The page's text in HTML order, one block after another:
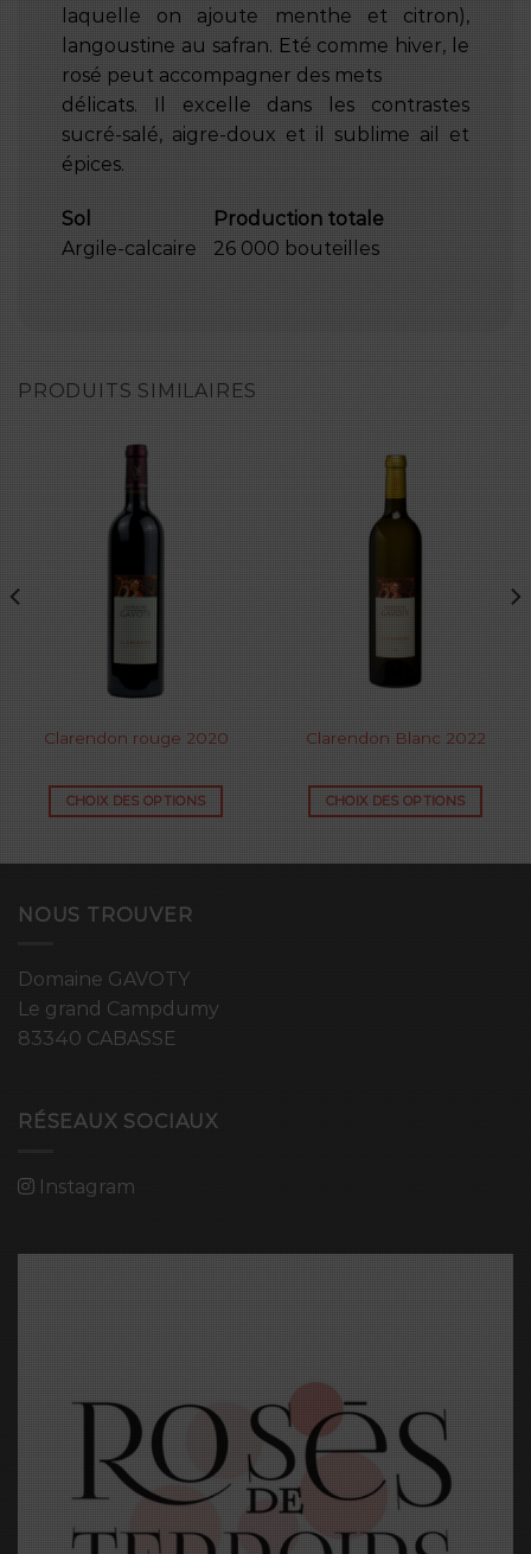
laquelle on ajoute menthe et citron),
langoustine au safran. Eté comme hiver, le
rosé peut accompagner des mets
délicats. Il excelle dans les contrastes
sucré-salé, aigre-doux et il sublime ail et
épices.
Sol
Argile-calcaire
Production totale
26 000 bouteilles
PRODUITS SIMILAIRES
Clarendon rouge 2020
CHOIX DES OPTIONS
Clarendon Blanc 2022
CHOIX DES OPTIONS
NOUS TROUVER
Domaine GAVOTY
Le grand Campdumy
83340 CABASSE
RÉSEAUX SOCIAUX
Instagram